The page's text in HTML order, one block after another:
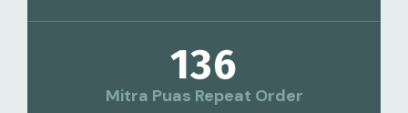
136
Mitra Puas Repeat Order